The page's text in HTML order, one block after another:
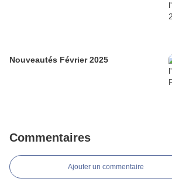
Nouveautés Février 2025
Commentaires
Ajouter un commentaire